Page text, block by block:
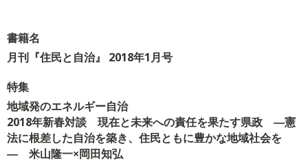
書籍名
月刊『住民と自治』 2018年1月号
特集
地域発のエネルギー自治
2018年新春対談 現在と未来への責任を果たす県政 ―憲
法に根差した自治を築き、住民ともに豊かな地域社会を
― 米山隆一×岡田知弘